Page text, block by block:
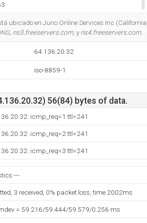
ubicado en Juno Online Services Inc
ns3.freeservers.com, y ns4.freeservers.com.
64.136.20.32
iso-8859-1
56(84) bytes of data.
icmp_req=1 ttl=241
icmp_req=2 ttl=241
icmp_req=3 ttl=241
---
3 received, 0% packet loss, time 2002ms
= 59.216/59.444/59.579/0.256 ms